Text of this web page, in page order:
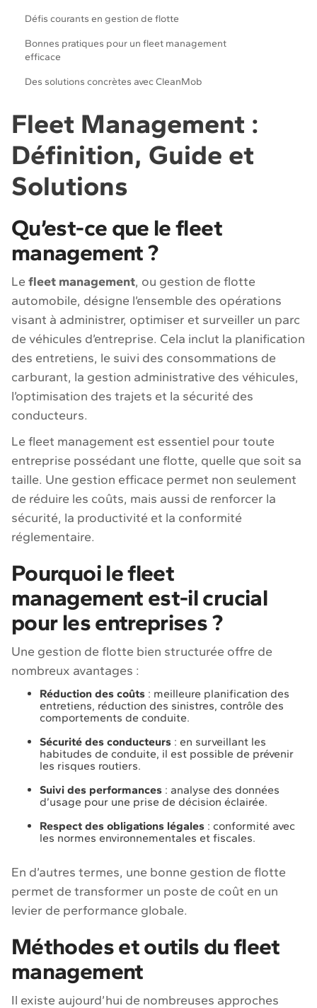
Défis courants en gestion de flotte
Bonnes pratiques pour un fleet management
efficace
Des solutions concrètes avec CleanMob
Fleet Management :
Définition, Guide et
Solutions
Qu’est-ce que le fleet
management ?
Le fleet management, ou gestion de flotte
automobile, désigne l’ensemble des opérations
visant à administrer, optimiser et surveiller un parc
de véhicules d’entreprise. Cela inclut la planification
des entretiens, le suivi des consommations de
carburant, la gestion administrative des véhicules,
l’optimisation des trajets et la sécurité des
conducteurs.
Le fleet management est essentiel pour toute
entreprise possédant une flotte, quelle que soit sa
taille. Une gestion efficace permet non seulement
de réduire les coûts, mais aussi de renforcer la
sécurité, la productivité et la conformité
réglementaire.
Pourquoi le fleet
management est-il crucial
pour les entreprises ?
Une gestion de flotte bien structurée offre de
nombreux avantages :
Réduction des coûts : meilleure planification des
entretiens, réduction des sinistres, contrôle des
comportements de conduite.
Sécurité des conducteurs : en surveillant les
habitudes de conduite, il est possible de prévenir
les risques routiers.
Suivi des performances : analyse des données
d’usage pour une prise de décision éclairée.
Respect des obligations légales : conformité avec
les normes environnementales et fiscales.
En d’autres termes, une bonne gestion de flotte
permet de transformer un poste de coût en un
levier de performance globale.
Méthodes et outils du fleet
management
Il existe aujourd’hui de nombreuses approches